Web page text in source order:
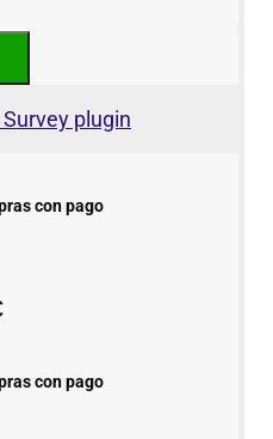
plugin
con pago
con pago